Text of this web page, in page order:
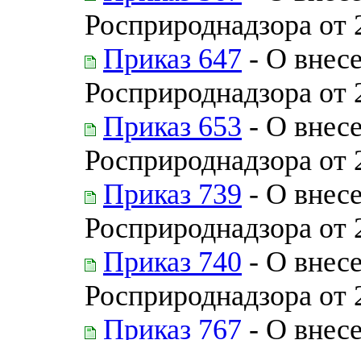
Росприроднадзора
Приказ 647 - О
Росприроднадзора
Приказ 653 - О
Росприроднадзора
Приказ 739 - О
Росприроднадзора
Приказ 740 - О
Росприроднадзора
Приказ 767 - О